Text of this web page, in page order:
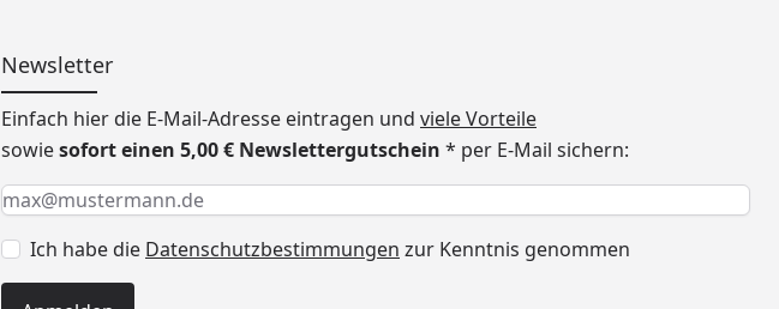
Newsletter
Einfach hier die E-Mail-Adresse eintragen und viele Vorteile
sowiesofort einen 5,00 € Newslettergutschein * per E-Mail sichern:
Keine Eingabe erforderlich
Eingabe erforderlich
E-Mail *
Ich habe die Datenschutzbestimmungen zur Kenntnis genommen